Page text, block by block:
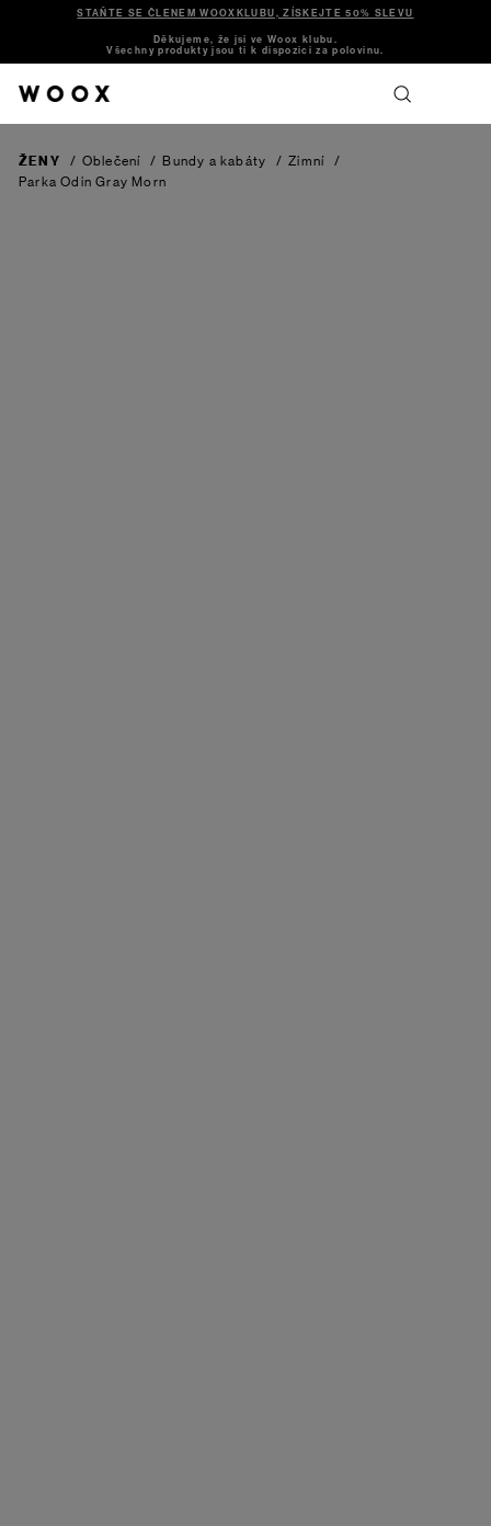
STAŇTE SE ČLENEM WOOXKLUBU, ZÍSKEJTE 50% SLEVU
Děkujeme, že jsi ve Woox klubu.
Všechny produkty jsou ti k dispozici za polovinu.
ŽENY / Oblečení / Bundy a kabáty / Zimní
/
Parka OdinGray Morn